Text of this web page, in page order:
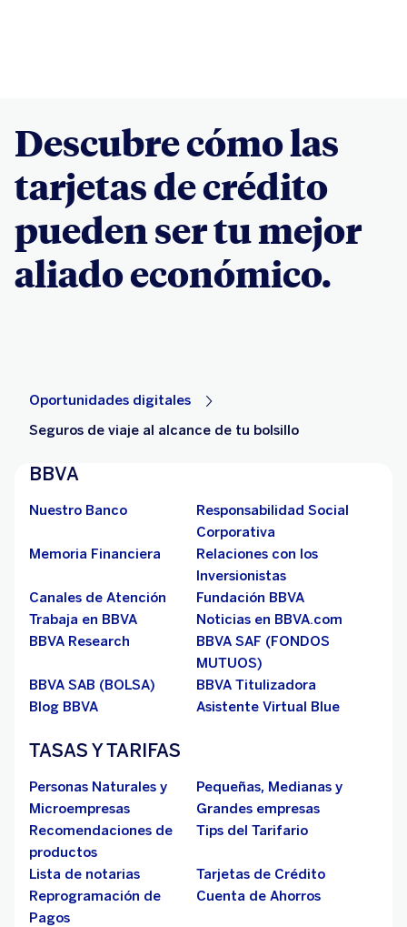
Descubre cómo las
tarjetas de crédito
pueden ser tu mejor
aliado económico.
Oportunidades digitales
Seguros de viaje al alcance de tu bolsillo
BBVA
Nuestro Banco
Responsabilidad Social
Corporativa
Memoria Financiera
Relaciones con los
Inversionistas
Canales de Atención
Fundación BBVA
Trabaja en BBVA
Noticias en BBVA.com
BBVA Research
BBVA SAF (FONDOS
MUTUOS)
BBVA SAB (BOLSA)
BBVA Titulizadora
Blog BBVA
Asistente Virtual Blue
TASAS Y TARIFAS
Personas Naturales y
Microempresas
Pequeñas, Medianas y
Grandes empresas
Recomendaciones de
productos
Tips del Tarifario
Lista de notarias
Tarjetas de Crédito
Reprogramación de
Pagos
Cuenta de Ahorros